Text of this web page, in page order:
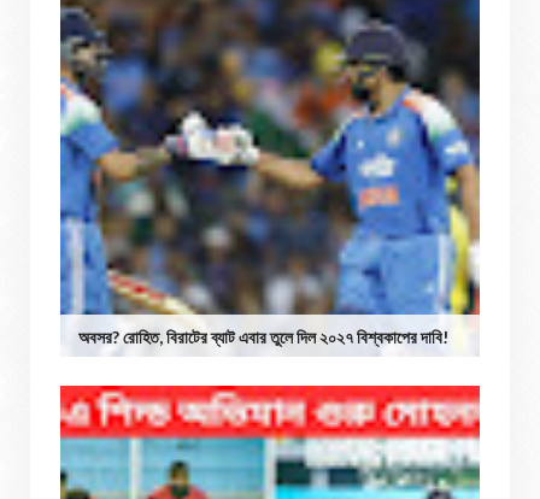
অবসর? রোহিত, বিরাটের ব্যাট এবার তুলে দিল ২০২৭ বিশ্বকাপের দাবি!